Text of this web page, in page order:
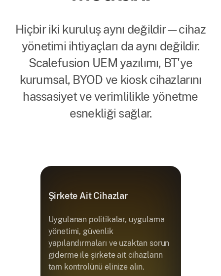
Hiçbir iki kuruluş aynı değildir—cihaz
yönetimi ihtiyaçları da aynı değildir.
Scalefusion UEM yazılımı, BT'ye
kurumsal, BYOD ve kiosk cihazlarını
hassasiyet ve verimlilikle yönetme
esnekliği sağlar.
Şirkete Ait Cihazlar
Uygulanan politikalar, uygulama
yönetimi, güvenlik
yapılandırmaları ve uzaktan sorun
giderme ile şirkete ait cihazların
tam kontrolünü elinize alın.